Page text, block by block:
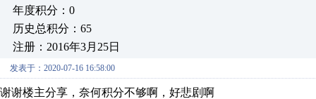
年度积分：0
历史总积分：65
注册：2016年3月25日
发表于：2020-07-16 16:58:00
谢谢楼主分享，奈何积分不够啊，好悲剧啊